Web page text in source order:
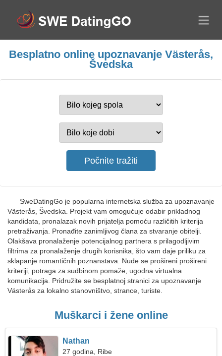
Besplatno online upoznavanje Västerås,
Švedska
SweDatingGo je popularna internetska služba za upoznavanje
Västerås, Švedska. Projekt vam omogućuje odabir prikladnog
kandidata, pronalazak novih prijatelja pomoću različitih kriterija
pretraživanja. Pronađite zanimljivog člana za stvaranje obitelji.
Olakšava pronalaženje potencijalnog partnera s prilagodljivim
filtrima za pronalaženje drugih korisnika, što vam daje priliku za
sklapanje romantičnih poznanstava. Nude se prošireni prošireni
kriteriji, potraga za sudbinom pomaže, ugodna virtualna
komunikacija. Pridružite se besplatnoj stranici za upoznavanje
Västerås za lokalno stanovništvo, strance, turiste.
Muškarci i žene online
Nathan
27 godina, Ribe